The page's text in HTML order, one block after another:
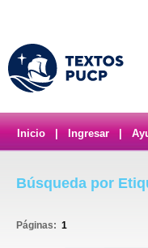
Inicio Ingresar
Búsqueda por
Páginas: 1